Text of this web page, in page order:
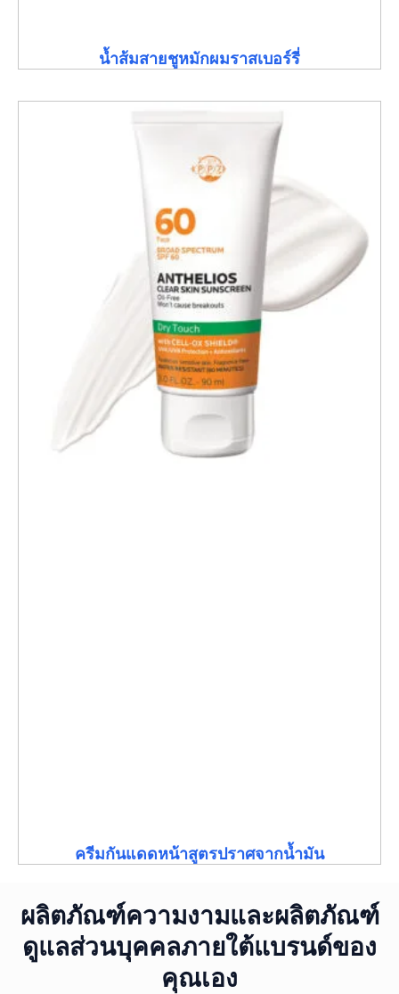
น้ำส้มสายชูหมักผมราสเบอร์รี่
ครีมกันแดดหน้าสูตรปราศจากน้ำมัน
ผลิตภัณฑ์ความงามและผลิตภัณฑ์
ดูแลส่วนบุคคลภายใต้แบรนด์ของ
คุณเอง